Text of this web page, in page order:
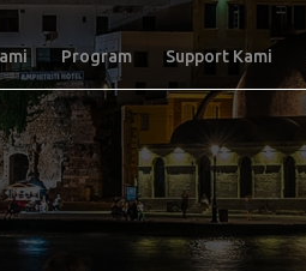
Program Support Kami